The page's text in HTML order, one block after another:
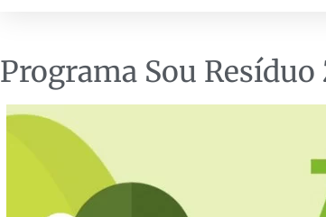
Programa Sou Resíduo